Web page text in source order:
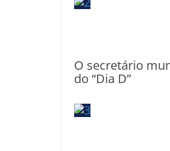
O secretário
do “Dia D”